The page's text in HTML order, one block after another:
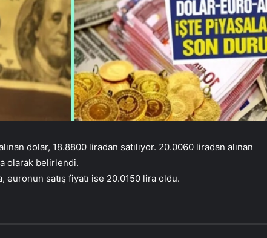
dolar, 18.8800 liradan satılıyor. 20.0060 liradan alınan
olarak belirlendi.
euronun satış fiyatı ise 20.0150 lira oldu.